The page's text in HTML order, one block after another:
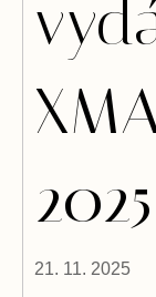
21. 11. 2025